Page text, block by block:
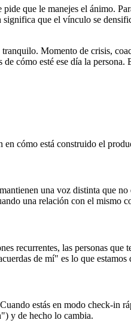
que le manejes el ánimo.
que el vínculo se
Momento de crisis,
cómo esté ese día la
en cómo está construido el
una voz distinta que
una relación con el mismo
recurrentes, las personas
de mí" es lo que
estás en modo check-in
y de hecho lo cambia.